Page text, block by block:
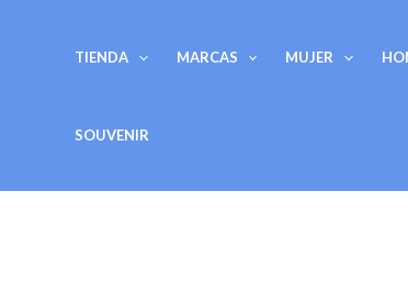
TIENDA MARCAS MUJER
SOUVENIR